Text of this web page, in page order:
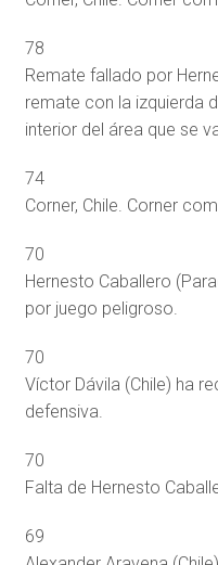
78
Remate fallado por
remate con la izquierda
interior del área que se
74
Corner, Chile. Corner
70
Hernesto Caballero
por juego peligroso.
70
Víctor Dávila (Chile) ha
defensiva.
70
Falta de Hernesto
69